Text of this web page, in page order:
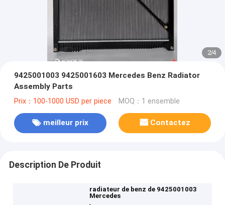
2/4
9425001003 9425001603 Mercedes Benz Radiator
Assembly Parts
Prix：100-1000 USD per piece MOQ：1 ensemble
meilleur prix Contactez
Description De Produit
radiateur de benz de 9425001003
Mercedes
,